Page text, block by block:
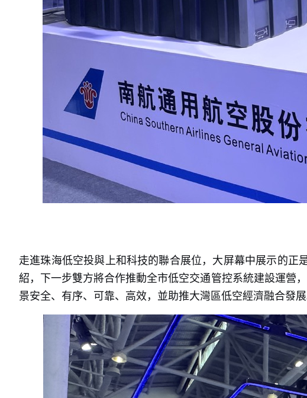
走進珠海低空投與上和科技的聯合展位，大屏幕中展示的
紹，下一步雙方將合作推動全市低空交通管控系統建設運營
景安全、有序、可靠、高效，並助推大灣區低空經濟融合發展